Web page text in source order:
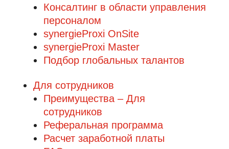
Консалтинг в области управления
персоналом
synergieProxi OnSite
synergieProxi Master
Подбор глобальных талантов
Для сотрудников
Преимущества – Для
сотрудников
Реферальная программа
Расчет заработной платы